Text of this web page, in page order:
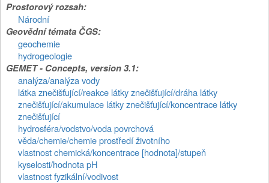
Prostorový rozsah:
Národní
Geovědní témata ČGS:
geochemie
hydrogeologie
GEMET - Concepts, version 3.1:
analýza/analýza vody
látka znečišťující/reakce látky znečišťující/dráha látky
znečišťující/akumulace látky znečišťující/koncentrace látky
znečišťující
hydrosféra/vodstvo/voda povrchová
věda/chemie/chemie prostředí životního
vlastnost chemická/koncentrace [hodnota]/stupeň
kyselosti/hodnota pH
vlastnost fyzikální/vodivost